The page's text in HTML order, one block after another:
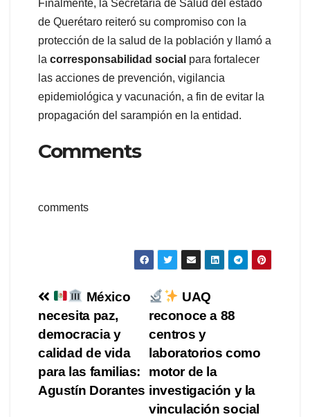
Finalmente, la Secretaría de Salud del estado
de Querétaro reiteró su compromiso con la
protección de la salud de la población y llamó a
la corresponsabilidad social para fortalecer
las acciones de prevención, vigilancia
epidemiológica y vacunación, a fin de evitar la
propagación del sarampión en la entidad.
Comments
comments
Navegación
de
entradas
UAQ
reconoce a 88
centros y
laboratorios como
motor de la
investigación y la
vinculación social
México
necesita paz,
democracia y
calidad de vida
para las familias:
Agustín Dorantes